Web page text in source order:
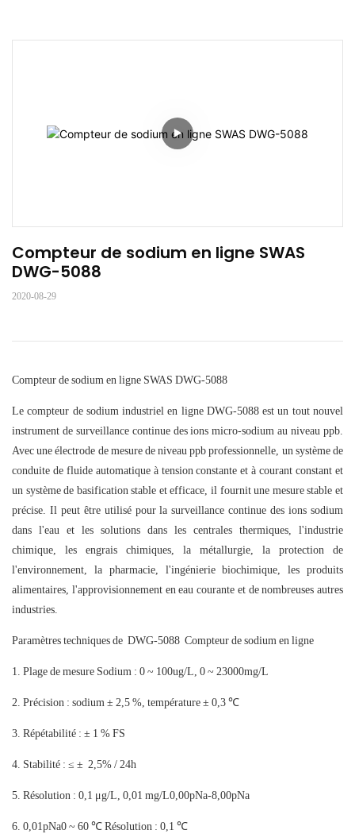
Compteur de sodium en ligne SWAS
DWG-5088
2020-08-29
Compteur de sodium en ligne SWAS DWG-5088
Le compteur de sodium industriel en ligne DWG-5088 est un tout nouvel
instrument de surveillance continue des ions micro-sodium au niveau ppb.
Avec une électrode de mesure de niveau ppb professionnelle, un système de
conduite de fluide automatique à tension constante et à courant constant et
un système de basification stable et efficace, il fournit une mesure stable et
précise. Il peut être utilisé pour la surveillance continue des ions sodium
dans l'eau et les solutions dans les centrales thermiques, l'industrie
chimique, les engrais chimiques, la métallurgie, la protection de
l'environnement, la pharmacie, l'ingénierie biochimique, les produits
alimentaires, l'approvisionnement en eau courante et de nombreuses autres
industries.
Paramètres techniques de DWG-5088 Compteur de sodium en ligne
Plage de mesure Sodium : 0 ~ 100ug/L, 0 ~ 23000mg/L
Précision : sodium ± 2,5 %, température ± 0,3 ℃
Répétabilité : ± 1 % FS
Stabilité : ≤ ± 2,5% / 24h
Résolution : 0,1 μg/L, 0,01 mg/L0,00pNa-8,00pNa
0,01pNa0 ~ 60 ℃ Résolution : 0,1 ℃